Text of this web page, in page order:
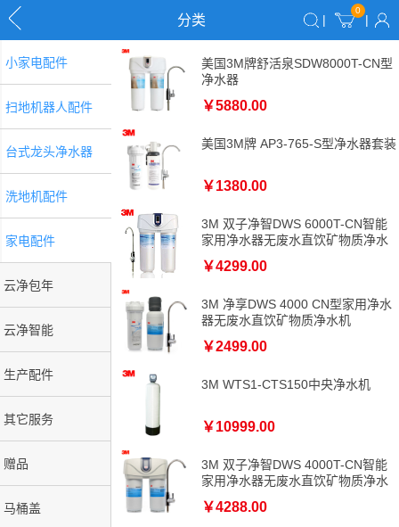
分类 |
0
|
小家电配件
扫地机器人配件
台式龙头净水器
洗地机配件
家电配件
云净包年
云净智能
生产配件
其它服务
赠品
马桶盖
美国3M牌舒活泉SDW8000T-CN型
净水器
￥5880.00
美国3M牌 AP3-765-S型净水器套装
￥1380.00
3M 双子净智DWS 6000T-CN智能
家用净水器无废水直饮矿物质净水
￥4299.00
3M 净享DWS 4000 CN型家用净水
器无废水直饮矿物质净水机
￥2499.00
3M WTS1-CTS150中央净水机
￥10999.00
3M 双子净智DWS 4000T-CN智能
家用净水器无废水直饮矿物质净水
￥4288.00